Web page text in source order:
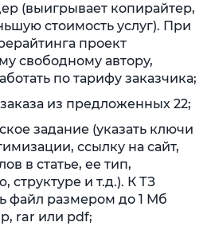
(выигрывает копирайтер,
стоимость услуг). При
проект
свободному автору,
по тарифу заказчика;
из предложенных 22;
задание (указать ключи
ссылку на сайт,
в статье, ее тип,
структуре и т.д.). К ТЗ
файл размером до 1 Мб
rar или pdf;